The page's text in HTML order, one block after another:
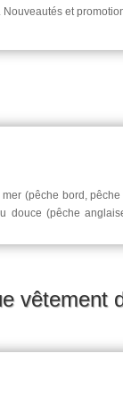
et
(pêche bord,
douce (pêche
vêtement